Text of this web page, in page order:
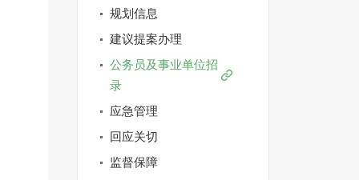
规划信息
建议提案办理
公务员及事业单位招
录
应急管理
回应关切
监督保障